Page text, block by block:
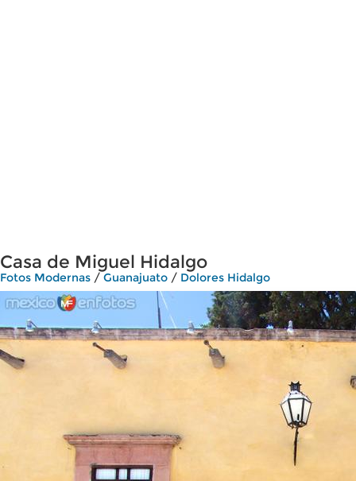
Casa de Miguel Hidalgo
Fotos Modernas / Guanajuato / Dolores Hidalgo